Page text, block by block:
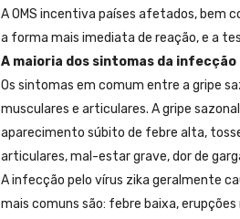
A OMS incentiva países afetados, bem
a forma mais imediata de reação, e a
A maioria dos sintomas da
Os sintomas em comum entre a gripe
musculares e articulares. A gripe
aparecimento súbito de febre alta,
articulares, mal-estar grave, dor de
A infecção pelo vírus zika geralmente
mais comuns são: febre baixa,